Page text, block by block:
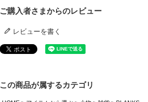
ご購入者さまからのレビュー
レビューを書く
この商品が属するカテゴリ